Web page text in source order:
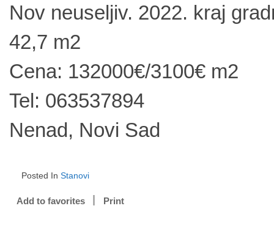
Nov neuseljiv. 2022. kraj
42,7 m2
Cena: 132000€/3100€ m2
Tel: 063537894
Nenad, Novi Sad
Posted In Stanovi
Add to favorites Print